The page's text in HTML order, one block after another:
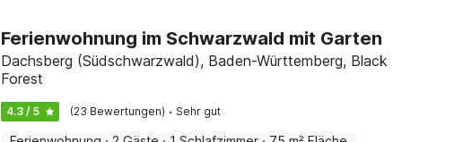
Ferienwohnung im Schwarzwald mit Garten
Dachsberg (Südschwarzwald), Baden-Württemberg, Black
Forest
4.3 / 5 (23 Bewertungen) · Sehr gut